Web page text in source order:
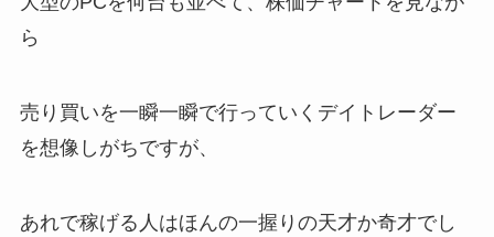
ら
売り買いを一瞬一瞬で行っていくデイトレーダー
を想像しがちですが、
あれで稼げる人はほんの一握りの天才か奇才でし